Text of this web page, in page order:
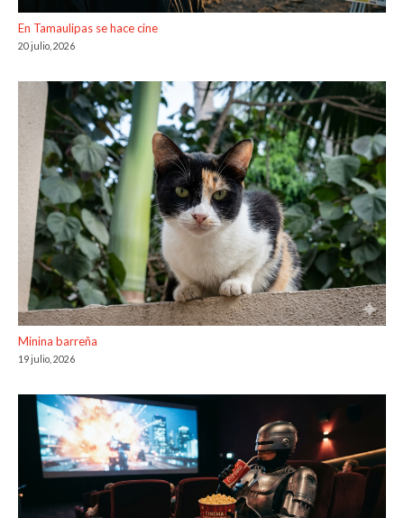
En Tamaulipas se hace cine
20 julio, 2026
Minina barreña
19 julio, 2026